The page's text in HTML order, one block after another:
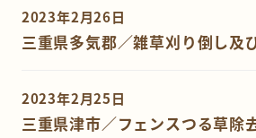
三重県多気郡／雑草刈り倒し及
2023年2月26日
三重県津市／フェンスつる草除
2023年2月25日